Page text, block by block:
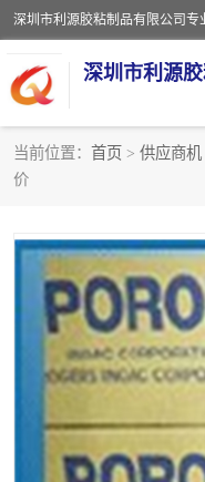
深圳市利源
当前位置： 首页 > 供应商机
价
PORON泡棉
EVA珍珠棉异形
佛橡胶泡棉